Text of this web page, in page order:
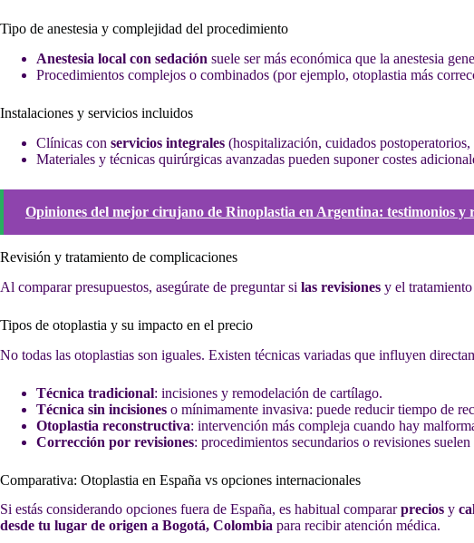
Tipo de anestesia y complejidad del procedimiento
Anestesia local con sedación suele ser más económica que la anestesia
Procedimientos complejos o combinados (por ejemplo, otoplastia más
Instalaciones y servicios incluidos
Clínicas con servicios integrales (hospitalización, cuidados
Materiales y técnicas quirúrgicas avanzadas pueden suponer costes
Opiniones del mejor cirujano de Rinoplastia en Argentina: testimonios y
Revisión y tratamiento de complicaciones
Al comparar presupuestos, asegúrate de preguntar si las revisiones y el
Tipos de otoplastia y su impacto en el precio
No todas las otoplastias son iguales. Existen técnicas variadas que influyen
Técnica tradicional: incisiones y remodelación de cartílago.
Técnica sin incisiones o mínimamente invasiva: puede reducir tiempo de
Otoplastia reconstructiva: intervención más compleja cuando hay
Corrección por revisiones: procedimientos secundarios o revisiones suelen
Comparativa: Otoplastia en España vs opciones internacionales
Si estás considerando opciones fuera de España, es habitual compararprecios y
desde tu lugar de origen a Bogotá, Colombia para recibir atención médica.